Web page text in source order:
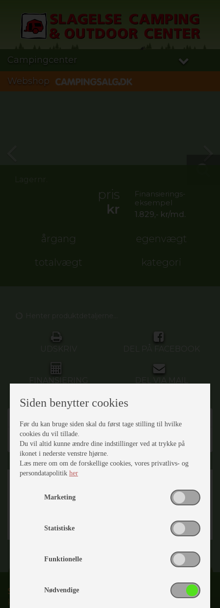
Campingcenter
Webshop
pris
kr
Finansierings-
eksempel
1.829,- kr/md.
årgang
egenvægt
totalvægt
kategori
FINANSIERING
Henter produktdetaljerne...
Slagelse Camping & Outdoor Center
Karolinevej 2C
Siden benytter cookies
Før du kan bruge siden skal du først tage stilling til hvilke
cookies du vil tillade.
Du vil altid kunne ændre dine indstillinger ved at trykke på
ikonet i nederste venstre hjørne.
Læs mere om om de forskellige cookies, vores privatlivs- og
persondatapolitik her
Marketing
Statistiske
Funktionelle
Nødvendige